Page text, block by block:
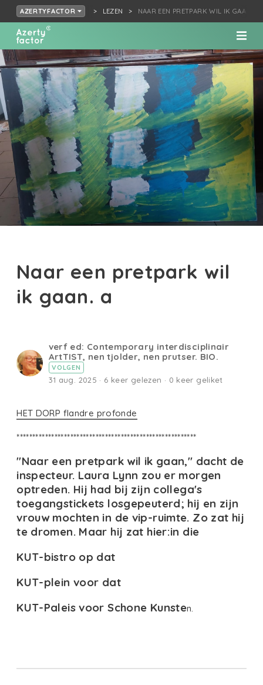
AZERTYFACTOR LEZEN NAAR EEN PRETPARK WIL IK GAAN. A
Naar een pretpark wil
ik gaan. a
verf ed: Contemporary interdisciplinair
ArtTIST, nen tjolder, nen prutser. BIO.
VOLGEN
31 aug. 2025 · 6 keer gelezen · 0 keer geliket
HET DORP flandre profonde
*********************************************************
"Naar een pretpark wil ik gaan," dacht de
inspecteur. Laura Lynn zou er morgen
optreden. Hij had bij zijn collega's
toegangstickets losgepeuterd; hij en zijn
vrouw mochten in de vip-ruimte. Zo zat hij
te dromen. Maar hij zat hier:in die
KUT-bistro op dat
KUT-plein voor dat
KUT-Paleis voor Schone Kunsten.